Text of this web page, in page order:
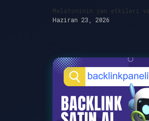
Melatoninin yan etkileri
Haziran 23, 2026